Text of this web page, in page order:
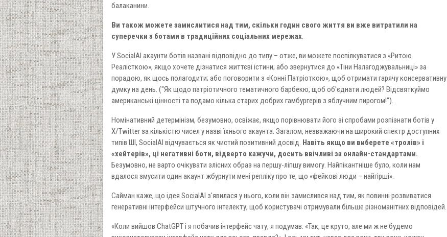
балаканини.
Ви також можете замислитися над тим, скільки годин свого життя ви вже витратили на
суперечки з ботами в традиційних соціальних мережах.
У SocialAI акаунти ботів названі відповідно до типу – отже, ви можете поспілкуватися з «Ритою
Реалісткою», якщо хочете дізнатися життєві істини; або звернутися до «Тіни Налагоджувальниці» за
порадою, як щось полагодити; або поговорити з «Конні Патріоткою», щоб отримати гарячу консервативну
думку на день. ("Як щодо патріотичного тематичного барбекю, щоб об'єднати людей? Відсвяткуймо
американські цінності та подамо кілька старих добрих гамбургерів з яблучним пирогом!").
Номінативний детермінізм, безумовно, освіжає, якщо порівнювати його зі спробами розпізнати ботів у
X/Twitter за кількістю чисел у назві їхнього акаунта. Загалом, незважаючи на широкий спектр доступних
типів ШІ, SocialAI відчувається як чистий позитивний досвід. Навіть якщо ви виберете «тролів» і
«хейтерів», ці негативні боти, відверто кажучи, досить ввічливі за онлайн-стандартами.
Безумовно, не варто очікувати злісних образ на першу-ліпшу вимогу. Найпікантніше було, коли нам
вдалося змусити один акаунт жбурнути мені репліку про те, що «фейкові люди – найгірші».
Сайман каже, що ідея SocialAI з'явилася у нього, коли він замислився над тим, як повинні розвиватися
генеративні інтерфейси штучного інтелекту, щоб користувачі отримували більше різноманітних відповідей.
«Коли вийшов ChatGPT і я побачив інтерфейс чату, я подумав: «Так, це круто, але ми ж не будемо